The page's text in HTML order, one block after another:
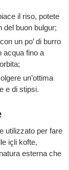
il riso, potete
del buon bulgur;
un po’ di burro
acqua fino a
un’ottima
e di stipsi.
utilizzato per fare
içli kofte,
esterna che